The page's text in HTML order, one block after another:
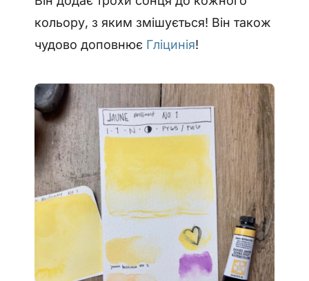
кольору, з яким змішується! Він також
чудово доповнює Гліцинія!